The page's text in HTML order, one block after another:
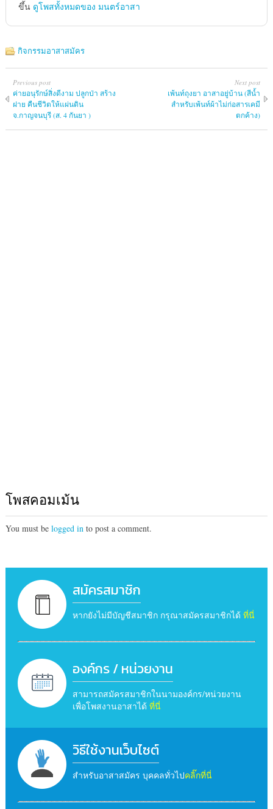
ขึ้น ดูโพสทั้งหมดของ มนตร์อาสา
กิจกรรมอาสาสมัคร
Previous post
ค่ายอนุรักษ์สิ่งดีงาม ปลูกป่า สร้าง
ฝาย คืนชีวิตให้แผ่นดิน
จ.กาญจนบุรี (ส. 4 กันยา )
Next post
เพ้นท์ถุงยา อาสาอยู่บ้าน (สีน้ำ
สำหรับเพ้นท์ผ้าไม่ก่อสารเคมี
ตกค้าง)
โพสคอมเม้น
You must be logged into post a comment.
สมัครสมาชิก
หากยังไม่มีบัญชีสมาชิก กรุณาสมัครสมาชิกได้ ที่นี่
องค์กร / หน่วยงาน
สามารถสมัครสมาชิกในนามองค์กร/หน่วยงาน
เพื่อโพสงานอาสาได้ ที่นี่
วิธีใช้งานเว็บไซต์
สำหรับอาสาสมัคร บุคคลทั่วไปคลิ๊กที่นี่